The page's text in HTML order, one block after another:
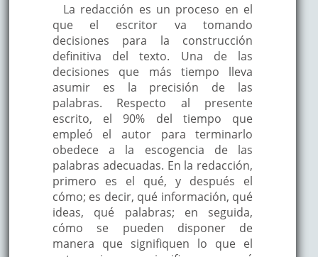
La redacción es un proceso en el
que el escritor va tomando
decisiones para la construcción
definitiva del texto. Una de las
decisiones que más tiempo lleva
asumir es la precisión de las
palabras. Respecto al presente
escrito, el 90% del tiempo que
empleó el autor para terminarlo
obedece a la escogencia de las
palabras adecuadas. En la redacción,
primero es el qué, y después el
cómo; es decir, qué información, qué
ideas, qué palabras; en seguida,
cómo se pueden disponer de
manera que signifiquen lo que el